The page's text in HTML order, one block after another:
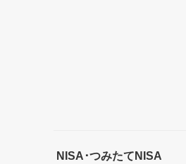
NISA･つみたてNISA